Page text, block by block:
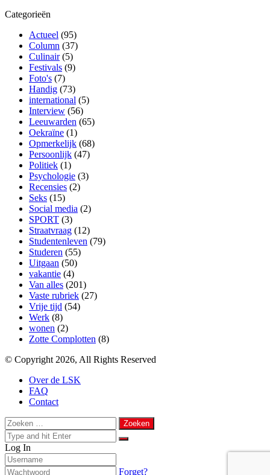
Categorieën
Actueel (95)
Column (37)
Culinair(5)
Festivals (9)
Foto's (7)
Handig (73)
international (5)
Interview (56)
Leeuwarden (65)
Oekraïne (1)
Opmerkelijk (68)
Persoonlijk (47)
Politiek (1)
Psychologie (3)
Recensies (2)
Seks (15)
Social media (2)
SPORT (3)
Straatvraag (12)
Studentenleven (79)
Studeren (55)
Uitgaan (50)
vakantie (4)
Van alles (201)
Vaste rubriek (27)
Vrije tijd (54)
Werk (8)
wonen (2)
Zotte Complotten (8)
© Copyright 2026, All Rights Reserved
Over de LSK
FAQ
Contact
Back
to
top
button
Close
Zoeken
naar:
Close
Search
Close
Log In
Forget?